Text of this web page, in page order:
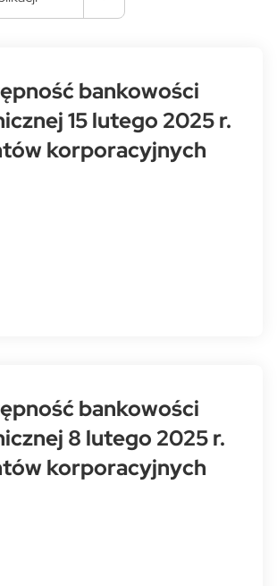
bankowości
15 lutego 2025 r.
korporacyjnych
bankowości
8 lutego 2025 r.
korporacyjnych